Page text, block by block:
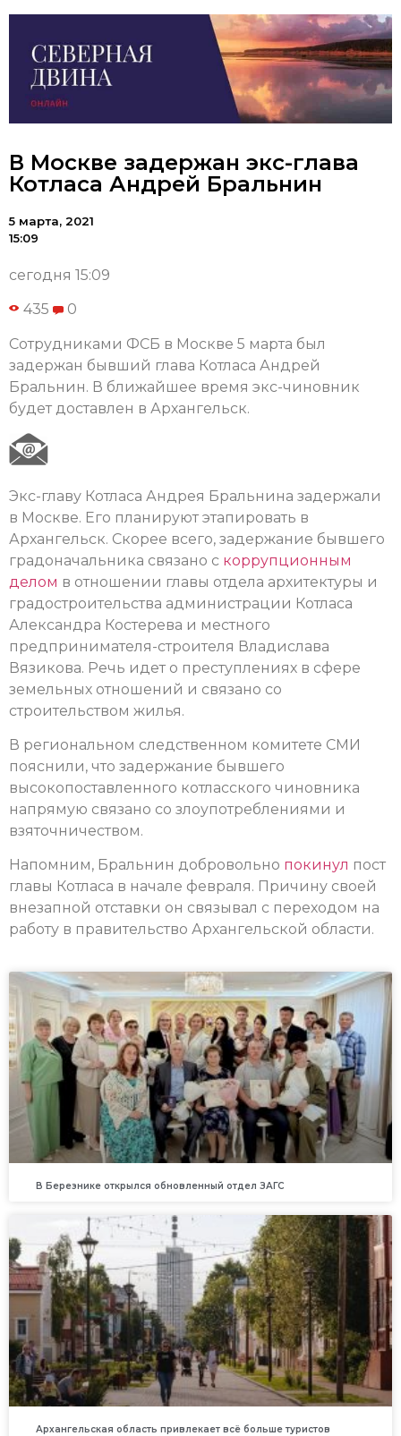
В Москве задержан экс-глава
Котласа Андрей Бральнин
5 марта, 2021
15:09
сегодня 15:09
435 0
Сотрудниками ФСБ в Москве 5 марта был
задержан бывший глава Котласа Андрей
Бральнин. В ближайшее время экс-чиновник
будет доставлен в Архангельск.
Экс-главу Котласа Андрея Бральнина задержали
в Москве. Его планируют этапировать в
Архангельск. Скорее всего, задержание бывшего
градоначальника связано с коррупционным
делом в отношении главы отдела архитектуры и
градостроительства администрации Котласа
Александра Костерева и местного
предпринимателя-строителя Владислава
Вязикова. Речь идет о преступлениях в сфере
земельных отношений и связано со
строительством жилья.
В региональном следственном комитете СМИ
пояснили, что задержание бывшего
высокопоставленного котласского чиновника
напрямую связано со злоупотреблениями и
взяточничеством.
Напомним, Бральнин добровольно покинул пост
главы Котласа в начале февраля. Причину своей
внезапной отставки он связывал с переходом на
работу в правительство Архангельской области.
В Березнике открылся обновленный отдел ЗАГС
Архангельская область привлекает всё больше туристов